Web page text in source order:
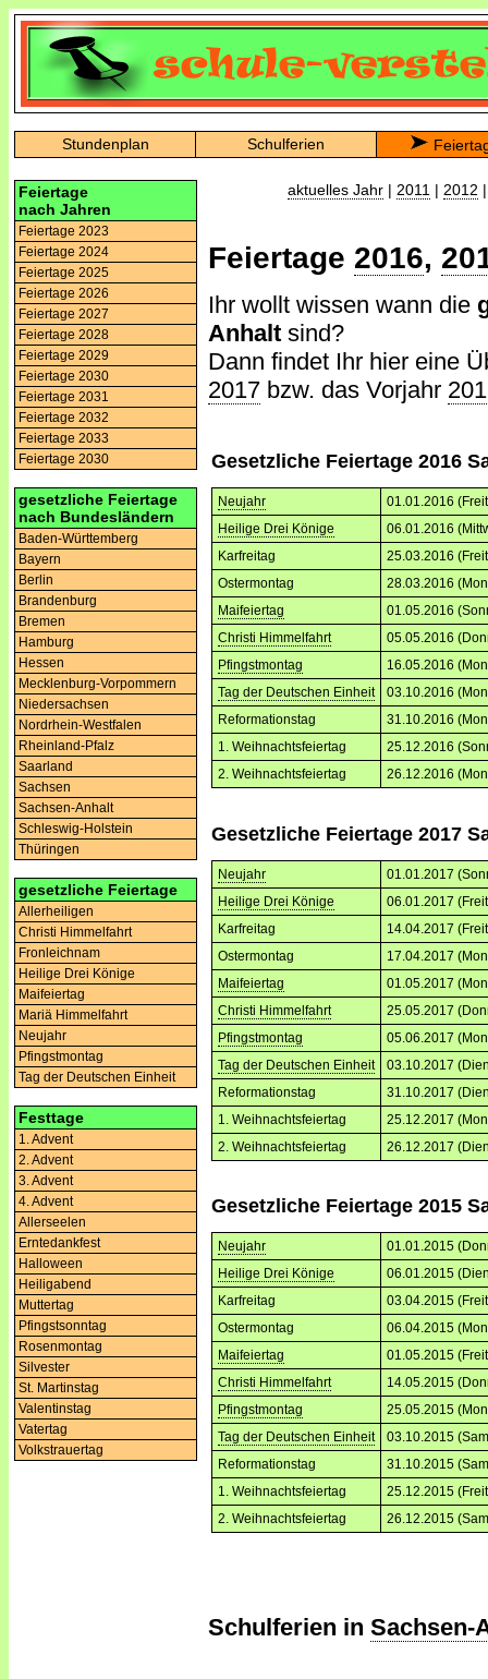
Stundenplan Schulferien
Feiertage
nach Jahren
Feiertage 2023
Feiertage 2024
Feiertage 2025
Feiertage 2026
Feiertage 2027
Feiertage 2028
Feiertage 2029
Feiertage 2030
Feiertage 2031
Feiertage 2032
Feiertage 2033
Feiertage 2030
gesetzliche Feiertage
nach Bundesländern
Baden-Württemberg
Bayern
Berlin
Brandenburg
Bremen
Hamburg
Hessen
Mecklenburg-Vorpommern
Niedersachsen
Nordrhein-Westfalen
Rheinland-Pfalz
Saarland
Sachsen
Sachsen-Anhalt
Schleswig-Holstein
Thüringen
gesetzliche Feiertage
Allerheiligen
Christi Himmelfahrt
Fronleichnam
Heilige Drei Könige
Maifeiertag
Mariä Himmelfahrt
Neujahr
Pfingstmontag
Tag der Deutschen Einheit
Festtage
1. Advent
2. Advent
3. Advent
4. Advent
Allerseelen
Erntedankfest
Halloween
Heiligabend
Muttertag
Pfingstsonntag
Rosenmontag
Silvester
St. Martinstag
Valentinstag
Vatertag
Volkstrauertag
aktuelles Jahr | 2011 | 2012
Feiertage 2016,
Ihr wollt wissen wann die
Anhalt sind?
Dann findet Ihr hier eine
2017 bzw. das Vorjahr
Gesetzliche Feiertage 2016
Neujahr
01.01.2016
Heilige Drei Könige
06.01.2016
Karfreitag
25.03.2016
Ostermontag
28.03.2016
Maifeiertag
01.05.2016
Christi Himmelfahrt
05.05.2016
Pfingstmontag
16.05.2016
Tag der Deutschen Einheit
03.10.2016
Reformationstag
31.10.2016
1. Weihnachtsfeiertag
25.12.2016
2. Weihnachtsfeiertag
26.12.2016
Gesetzliche Feiertage 2017
Neujahr
01.01.2017
Heilige Drei Könige
06.01.2017
Karfreitag
14.04.2017
Ostermontag
17.04.2017
Maifeiertag
01.05.2017
Christi Himmelfahrt
25.05.2017
Pfingstmontag
05.06.2017
Tag der Deutschen Einheit
03.10.2017
Reformationstag
31.10.2017
1. Weihnachtsfeiertag
25.12.2017
2. Weihnachtsfeiertag
26.12.2017
Gesetzliche Feiertage 2015
Neujahr
01.01.2015
Heilige Drei Könige
06.01.2015
Karfreitag
03.04.2015
Ostermontag
06.04.2015
Maifeiertag
01.05.2015
Christi Himmelfahrt
14.05.2015
Pfingstmontag
25.05.2015
Tag der Deutschen Einheit
03.10.2015
Reformationstag
31.10.2015
1. Weihnachtsfeiertag
25.12.2015
2. Weihnachtsfeiertag
26.12.2015
Schulferien in Sachsen-